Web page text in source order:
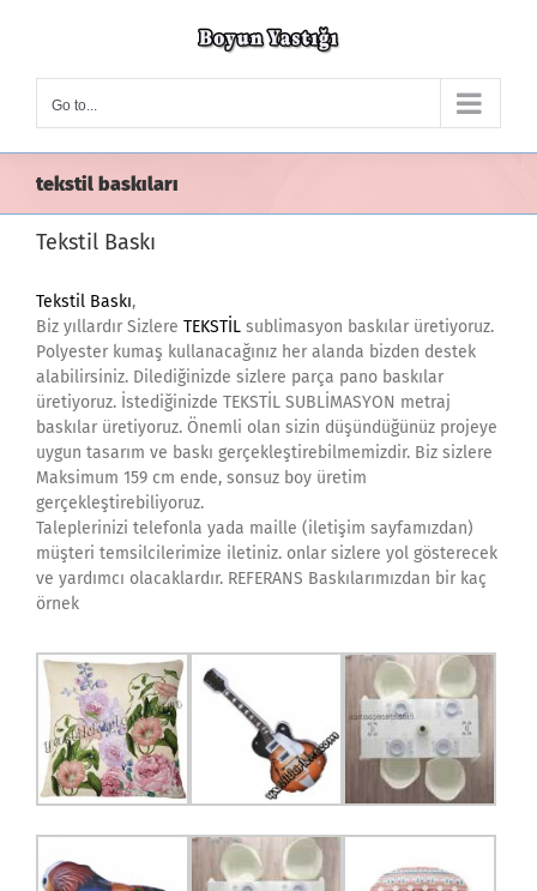
Go to...
tekstil baskıları
Tekstil Baskı
Tekstil Baskı,
Biz yıllardır Sizlere TEKSTİL sublimasyon baskılar üretiyoruz.
Polyester kumaş kullanacağınız her alanda bizden destek
alabilirsiniz. Dilediğinizde sizlere parça pano baskılar
üretiyoruz. İstediğinizde TEKSTİL SUBLİMASYON metraj
baskılar üretiyoruz. Önemli olan sizin düşündüğünüz projeye
uygun tasarım ve baskı gerçekleştirebilmemizdir. Biz sizlere
Maksimum 159 cm ende, sonsuz boy üretim
gerçekleştirebiliyoruz.
Taleplerinizi telefonla yada maille (iletişim sayfamızdan)
müşteri temsilcilerimize iletiniz. onlar sizlere yol gösterecek
ve yardımcı olacaklardır. REFERANS Baskılarımızdan bir kaç
örnek